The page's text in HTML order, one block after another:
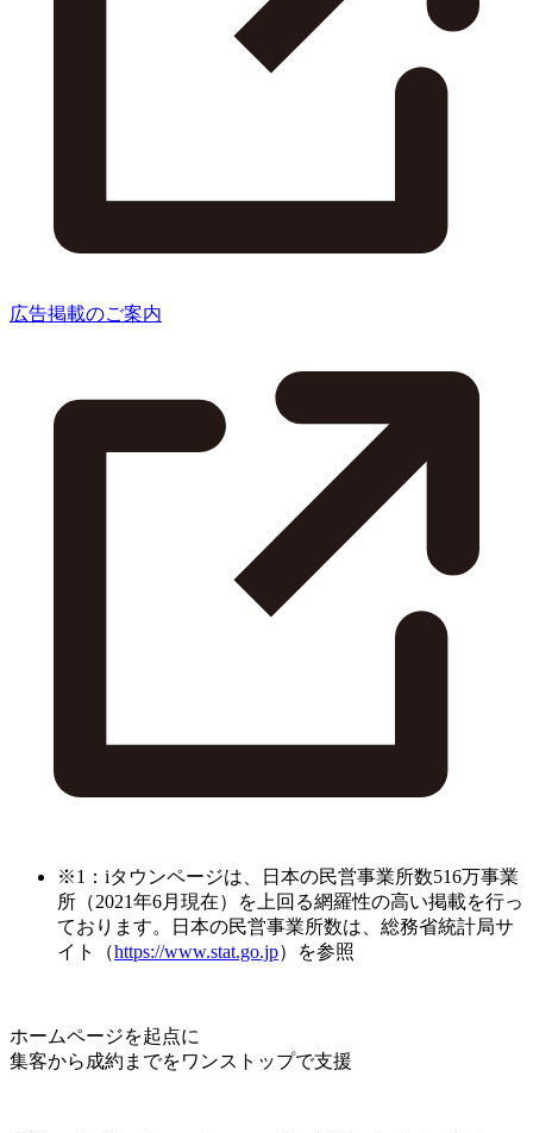
広告掲載のご案内
※1：iタウンページは、日本の民営事業所数516万事業
所（2021年6月現在）を上回る網羅性の高い掲載を行っ
ております。日本の民営事業所数は、総務省統計局サ
イト（https://www.stat.go.jp）を参照
ホームページを起点に
集客から成約までをワンストップで支援